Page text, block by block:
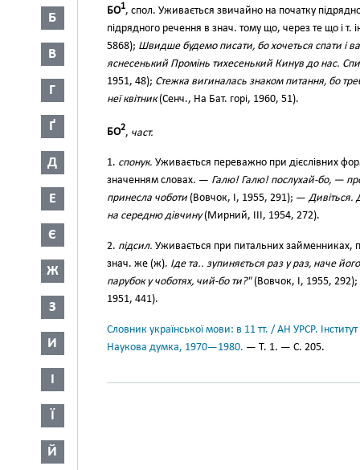
Б
В
Г
Ґ
Д
Е
Є
Ж
З
И
І
Ї
Й
БО1, спол. Уживається звичайно на початку
підрядного речення в знач. тому що, через те що і т.
5868); Швидше будемо писати, бо хочеться спати і
яснесенький Промінь тихесенький Кинув до нас.
1951, 48); Стежка вигиналась знаком питання, бо
неї квітник(Сенч., На Бат. горі, 1960, 51).
БО2, част.
1. спонук. Уживається переважно при дієслівних
значенням словах. — Галю! Галю! послухай-бо, —
принесла чоботи (Вовчок, І, 1955, 291); —Дивіться.
на середню дівчину(Мирний, III, 1954, 272).
2. підсил. Уживається при питальних займенниках,
знач. же (ж). Іде та.. зупиняється раз у раз, наче
парубок у чоботях, чий-бо ти?"(Вовчок, І, 1955, 292);
1951, 441).
Словник української мови: в 11 тт. / АН УРСР.
Наукова думка, 1970—1980. — Т. 1. — С. 205.